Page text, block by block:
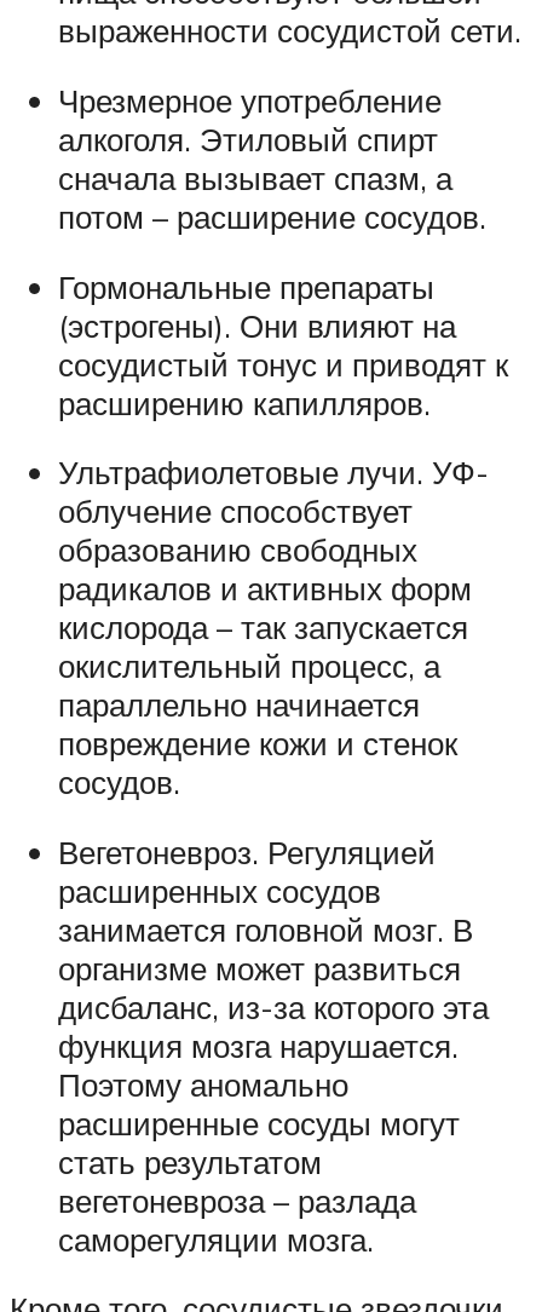
выраженности сосудистой сети.
Чрезмерное употребление
алкоголя. Этиловый спирт
сначала вызывает спазм, а
потом – расширение сосудов.
Гормональные препараты
(эстрогены). Они влияют на
сосудистый тонус и приводят к
расширению капилляров.
Ультрафиолетовые лучи. УФ-
облучение способствует
образованию свободных
радикалов и активных форм
кислорода – так запускается
окислительный процесс, а
параллельно начинается
повреждение кожи и стенок
сосудов.
Вегетоневроз. Регуляцией
расширенных сосудов
занимается головной мозг. В
организме может развиться
дисбаланс, из-за которого эта
функция мозга нарушается.
Поэтому аномально
расширенные сосуды могут
стать результатом
вегетоневроза – разлада
саморегуляции мозга.